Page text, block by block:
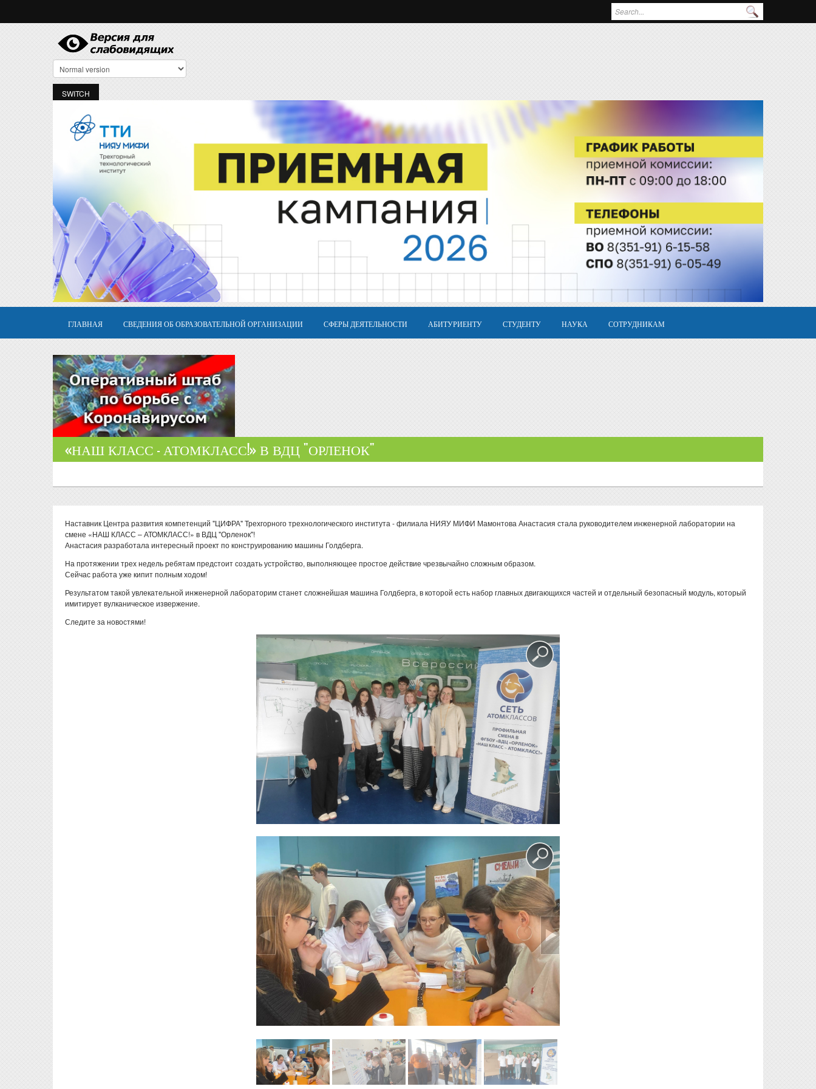
Форма поиска
ГЛАВНАЯ СВЕДЕНИЯ ОБ ОБРАЗОВАТЕЛЬНОЙ ОРГАНИЗАЦИИ СФЕРЫ ДЕЯТЕЛЬНОСТИ АБИТУРИЕНТУ СТУДЕНТУ НАУКА СОТРУДНИКАМ
«НАШ КЛАСС - АТОМКЛАСС!» В ВДЦ "ОРЛЕНОК"
Наставник Центра развития компетенций "ЦИФРА" Трехгорного трехнологического института - филиала НИЯУ МИФИ Мамонтова Анастасия стала руководителем инженерной лаборатории на
смене «НАШ КЛАСС – АТОМКЛАСС!» в ВДЦ "Орленок"!
Анастасия разработала интересный проект по конструированию машины Голдберга.
На протяжении трех недель ребятам предстоит создать устройство, выполняющее простое действие чрезвычайно сложным образом.
Сейчас работа уже кипит полным ходом!
Результатом такой увлекательной инженерной лабораторим станет сложнейшая машина Голдберга, в которой есть набор главных двигающихся частей и отдельный безопасный модуль, который
имитирует вулканическое извержение.
Следите за новостями!